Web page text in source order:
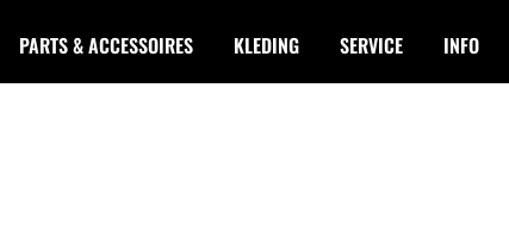
PARTS & ACCESSOIRES KLEDING SERVICE INFO